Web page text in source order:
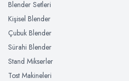
Blender Setleri
Kişisel Blender
Çubuk Blender
Sürahi Blender
Stand Mikserler
Tost Makineleri